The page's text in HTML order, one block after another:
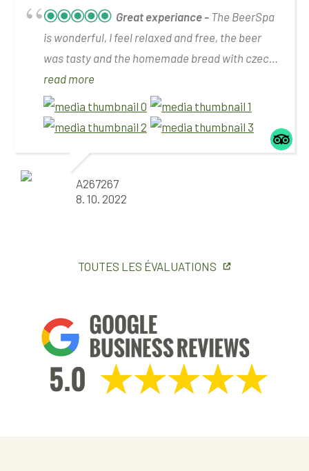
Great experiance
The BeerSpa
is wonderful, I feel relaxed and free, the beer
was tasty and the homemade bread with czech
butter of greaves was great.
read more
A267267
8. 10. 2022
TOUTES LES ÉVALUATIONS